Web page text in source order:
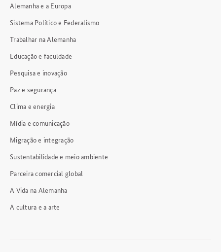
Alemanha e a Europa
Sistema Político e Federalismo
Trabalhar na Alemanha
Educação e faculdade
Pesquisa e inovação
Paz e segurança
Clima e energia
Mídia e comunicação
Migração e integração
Sustentabilidade e meio ambiente
Parceira comercial global
A Vida na Alemanha
A cultura e a arte